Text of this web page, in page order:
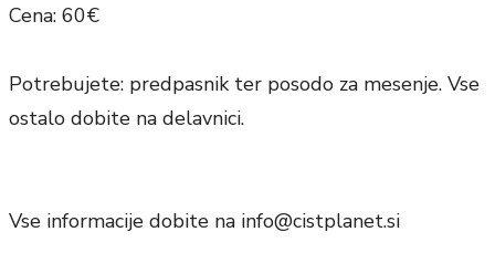
Cena: 60€
Potrebujete: predpasnik ter posodo za mesenje. Vse
ostalo dobite na delavnici.
Vse informacije dobite na info@cistplanet.si